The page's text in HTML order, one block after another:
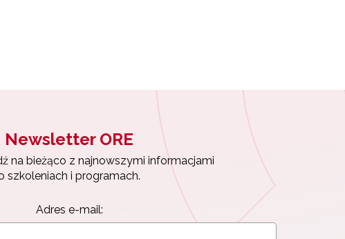
Newsletter ORE
na bieżąco z najnowszymi informacjami
szkoleniach i programach.
Adres e-mail: